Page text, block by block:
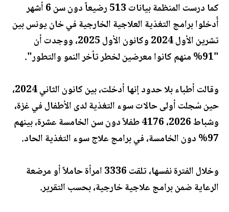
كما درست المنظمة بيانات 513 رضيعاً دون سن 6 أشهر
أُدخلوا برامج التغذية العلاجية الخارجية في خان يونس بين
تشرين الأول 2024 وكانون الأول 2025، ووجدت أن
"91% منهم كانوا معرضين لخطر تأخر النمو والتطور".
وقالت أطباء بلا حدود إنها أدخلت، بين كانون الثاني 2024،
حين سُجلت أولى حالات سوء التغذية لدى الأطفال في غزة،
وشباط 2026، 4176 طفلاً دون سن الخامسة عشرة، بينهم
97% دون الخامسة، في برامج علاج سوء التغذية الحاد.
وخلال الفترة نفسها، تلقت 3336 امرأة حاملاً أو مرضعة
الرعاية ضمن برامج علاجية خارجية، بحسب التقرير.